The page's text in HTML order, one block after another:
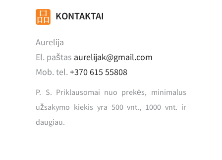
KONTAKTAI
Aurelija
El. paštas aurelijak@gmail.com
Mob. tel.+370 615 55808
P. S. Priklausomai nuo prekės, minimalus
užsakymo kiekis yra 500 vnt., 1000 vnt. ir
daugiau.